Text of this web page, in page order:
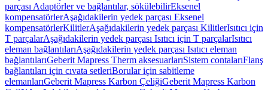
parçası Adaptörler ve bağlantılar, sökülebilirEksenel
kompensatörlerAşağıdakilerin yedek parçası Eksenel
kompensatörlerKilitlerAşağıdakilerin yedek parçası KilitlerIsıtıcı için
T parçalarAşağıdakilerin yedek parçası Isıtıcı için T parçalarIsıtıcı
eleman bağlantılarıAşağıdakilerin yedek parçası Isıtıcı eleman
bağlantılarıGeberit Mapress Therm aksesuarlarıSistem contalarıFlanş
bağlantıları için cıvata setleriBorular için sabitleme
elemanlarıGeberit Mapress Karbon ÇeliğiGeberit Mapress Karbon